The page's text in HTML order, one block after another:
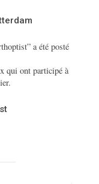
a été posté
qui ont participé à